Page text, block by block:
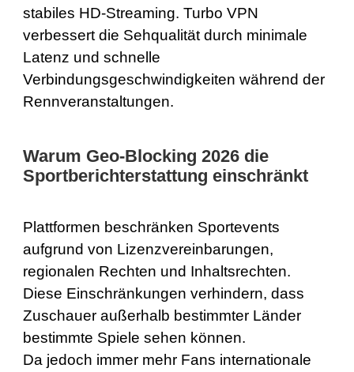
stabiles HD-Streaming. Turbo VPN
verbessert die Sehqualität durch minimale
Latenz und schnelle
Verbindungsgeschwindigkeiten während der
Rennveranstaltungen.
Warum Geo-Blocking 2026 die
Sportberichterstattung einschränkt
Plattformen beschränken Sportevents
aufgrund von Lizenzvereinbarungen,
regionalen Rechten und Inhaltsrechten.
Diese Einschränkungen verhindern, dass
Zuschauer außerhalb bestimmter Länder
bestimmte Spiele sehen können.
Da jedoch immer mehr Fans internationale